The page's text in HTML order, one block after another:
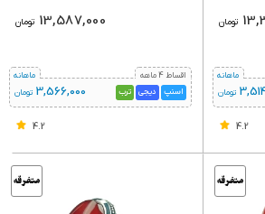
تومان
تومان
ماهانه
4.2
تومان 13,587,000
اقساط 4 ماهه
اسنپ
دیجی ترب 3,566,000 تومان
ماهانه
4.2